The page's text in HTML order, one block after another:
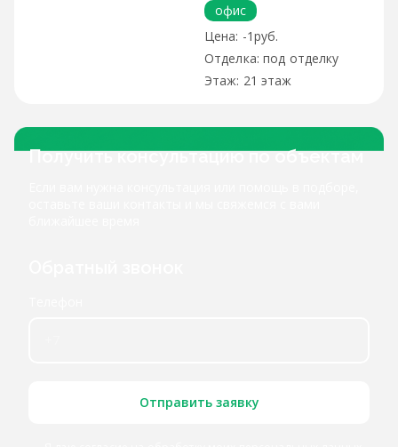
офис
-1руб.
под отделку
21 этаж
Получить консультацию по объектам
Отправить заявку